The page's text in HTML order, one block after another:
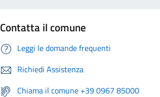
Contatta il comune
Leggi le domande frequenti
Richiedi Assistenza
Chiama il comune +39 0967 85000